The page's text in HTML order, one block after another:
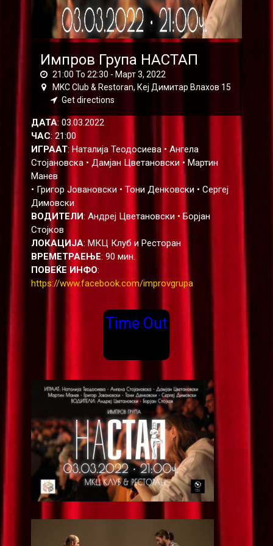
Импров Група НАСТАП
21:00 To 22:30 - Март 3, 2022
MKC Club & Restoran, Кеј Димитар Влахов 15
Get directions
ДАТА: 03.03.2022
ЧАС: 21:00
ИГРААТ: Наталија Теодосиева • Ангела
Стојановска • Дамјан Цветановски • Мартин
Манев
• Григор Јовановски • Тони Денковски • Сергеј
Димовски
ВОДИТЕЛИ: Андреј Цветановски • Борјан
Стојков
ЛОКАЦИЈА: МКЦ Клуб и Ресторан
ВРЕМЕТРАЕЊЕ: 90 мин.
ПОВЕЌЕ ИНФО:
https://www.facebook.com/improvgrupa
Time Out